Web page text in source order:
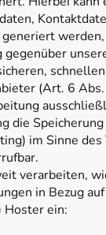
(Art. 6
die
im Sinne
verarbeiten,
in Bezug
ein: